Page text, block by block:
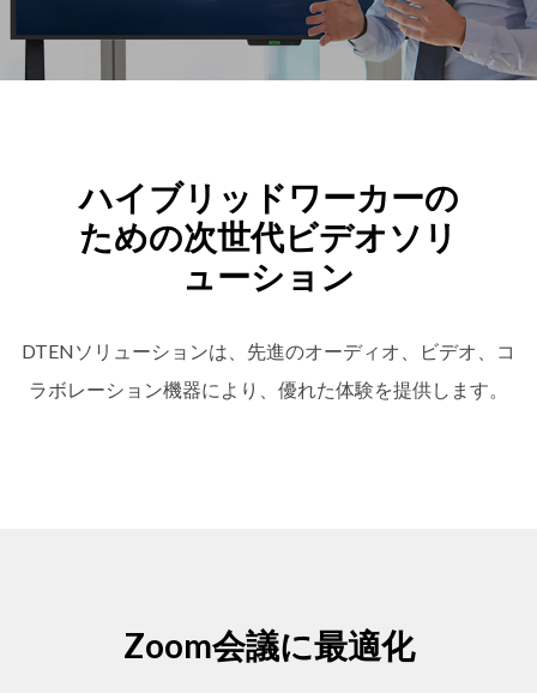
ハイブリッドワーカーの
ための次世代ビデオソリ
ューション
DTENソリューションは、先進のオーディオ、ビデオ、コ
ラボレーション機器により、優れた体験を提供します。
Zoom会議に最適化